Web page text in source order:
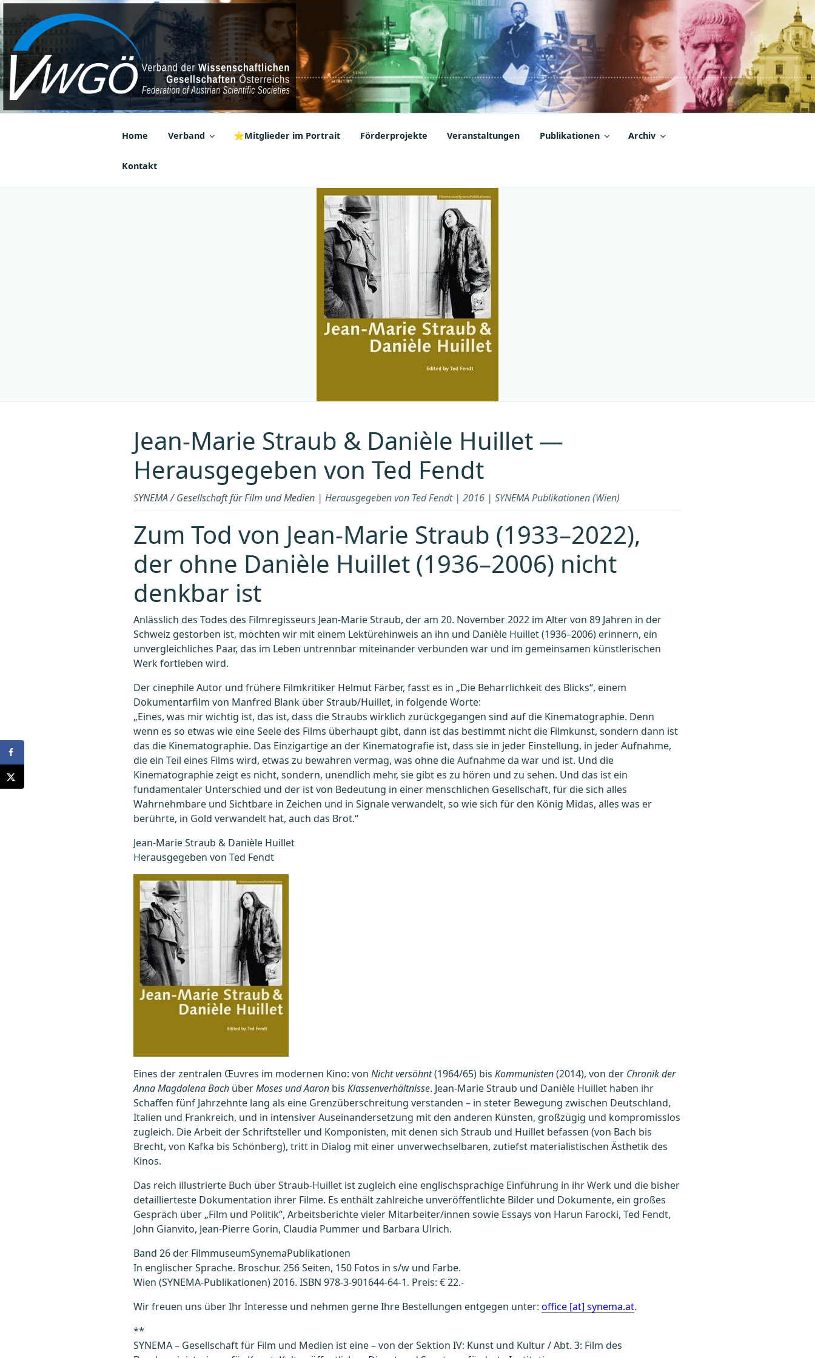
Zum
Inhalt
springen
VWGÖ
Federation of Austrian Scientific Societies
Home Verband ⭐Mitglieder im Portrait Förderprojekte Veranstaltungen Publikationen Archiv
Kontakt
Jean-Marie Straub & Danièle Huillet —
Herausgegeben von Ted Fendt
SYNEMA / Gesellschaft für Film und Medien | Herausgegeben von Ted Fendt | 2016 | SYNEMA Publikationen (Wien)
Zum Tod von Jean-Marie Straub (1933–2022),
der ohne Danièle Huillet (1936–2006) nicht
denkbar ist
Anlässlich des Todes des Filmregisseurs Jean-Marie Straub, der am 20. November 2022 im Alter von 89 Jahren in der
Schweiz gestorben ist, möchten wir mit einem Lektürehinweis an ihn und Danièle Huillet (1936–2006) erinnern, ein
unvergleichliches Paar, das im Leben untrennbar miteinander verbunden war und im gemeinsamen künstlerischen
Werk fortleben wird.
Der cinephile Autor und frühere Filmkritiker Helmut Färber, fasst es in „Die Beharrlichkeit des Blicks“, einem
Dokumentarfilm von Manfred Blank über Straub/Huillet, in folgende Worte:
„Eines, was mir wichtig ist, das ist, dass die Straubs wirklich zurückgegangen sind auf die Kinematographie. Denn
wenn es so etwas wie eine Seele des Films überhaupt gibt, dann ist das bestimmt nicht die Filmkunst, sondern dann ist
das die Kinematographie. Das Einzigartige an der Kinematografie ist, dass sie in jeder Einstellung, in jeder Aufnahme,
die ein Teil eines Films wird, etwas zu bewahren vermag, was ohne die Aufnahme da war und ist. Und die
Kinematographie zeigt es nicht, sondern, unendlich mehr, sie gibt es zu hören und zu sehen. Und das ist ein
fundamentaler Unterschied und der ist von Bedeutung in einer menschlichen Gesellschaft, für die sich alles
Wahrnehmbare und Sichtbare in Zeichen und in Signale verwandelt, so wie sich für den König Midas, alles was er
berührte, in Gold verwandelt hat, auch das Brot.“
Jean-Marie Straub & Danièle Huillet
Herausgegeben von Ted Fendt
Eines der zentralen Œuvres im modernen Kino: von Nicht versöhnt(1964/65) bis Kommunisten(2014), von der Chronik der
Anna Magdalena Bach überMoses und Aaron bis Klassenverhältnisse. Jean-Marie Straub und Danièle Huillet haben ihr
Schaffen fünf Jahrzehnte lang als eine Grenzüberschreitung verstanden – in steter Bewegung zwischen Deutschland,
Italien und Frankreich, und in intensiver Auseinandersetzung mit den anderen Künsten, großzügig und kompromisslos
zugleich. Die Arbeit der Schriftsteller und Komponisten, mit denen sich Straub und Huillet befassen (von Bach bis
Brecht, von Kafka bis Schönberg), tritt in Dialog mit einer unverwechselbaren, zutiefst materialistischen Ästhetik des
Kinos.
Das reich illustrierte Buch über Straub-Huillet ist zugleich eine englischsprachige Einführung in ihr Werk und die bisher
detaillierteste Dokumentation ihrer Filme. Es enthält zahlreiche unveröffentlichte Bilder und Dokumente, ein großes
Gespräch über „Film und Politik“, Arbeitsberichte vieler Mitarbeiter/innen sowie Essays von Harun Farocki, Ted Fendt,
John Gianvito, Jean-Pierre Gorin, Claudia Pummer und Barbara Ulrich.
Band 26 der FilmmuseumSynemaPublikationen
In englischer Sprache. Broschur. 256 Seiten, 150 Fotos in s/w und Farbe.
Wien (SYNEMA-Publikationen) 2016. ISBN 978-3-901644-64-1. Preis: € 22.-
Wir freuen uns über Ihr Interesse und nehmen gerne Ihre Bestellungen entgegen unter: office [at] synema.at.
**
SYNEMA – Gesellschaft für Film und Medien ist eine – von der Sektion IV: Kunst und Kultur / Abt. 3: Film des